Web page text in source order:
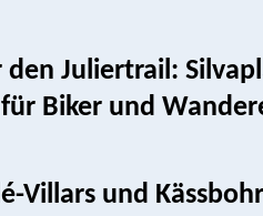
Juliertrail:
Biker und
Villars und